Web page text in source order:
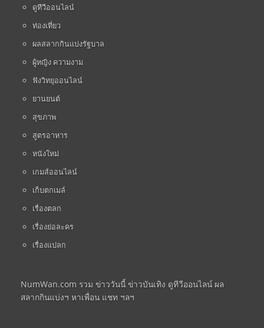
ดูทีวีออนไลน์
ท่องเที่ยว
ผลสลากกินแบ่งรัฐบาล
ผู้หญิง ความงาม
ฟังวิทยุออนไลน์
ยานยนต์
สุขภาพ
สูตรอาหาร
หนังใหม่
เกมส์ออนไลน์
เก็บตกเมล์
เรื่องตลก
เรื่องย่อละคร
เรื่องแปลก
NumWan.com รวม ข่าววันนี้ ข่าวบันเทิง ดูทีวีออนไลน์ ผล
สลากกินแบ่งฯ หาเพื่อน แชท ฯลฯ